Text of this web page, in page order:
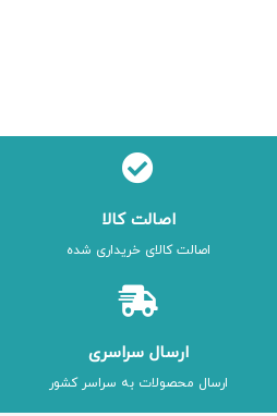
اصالت کالا
اصالت کالای خریداری شده
ارسال سراسری
ارسال محصولات به سراسر کشور